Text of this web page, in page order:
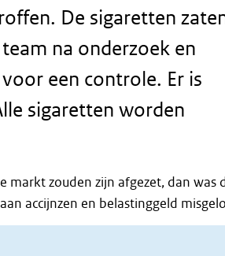
De sigaretten
na onderzoek en
een controle. Er is
sigaretten worden
markt zouden zijn afgezet, dan was
accijnzen en belastinggeld